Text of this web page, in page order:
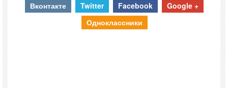
Вконтакте Twitter Facebook
Google +
Одноклассники